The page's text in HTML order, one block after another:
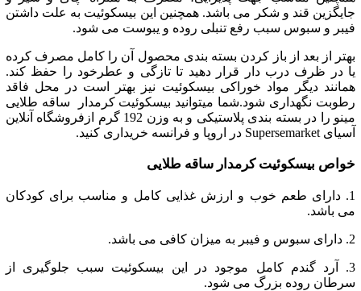
جایگزین قند و شکر می باشد. همچنین این بیسکوئیت به علت داشتن
فیبر و سبوس سبب رفع تنبلی روده و یبوست می شود.
بهتر از بعد از باز کردن بسته بندی محصول آن را کامل مصرف کرده
یا در ظرف درب دار قرار دهید تا تازگی و عطرخود را حفظ کند.
همانند دیگر مواد خوراکی بیسکوئیت نیز بهتر است در محل فاقد
رطوبت نگهداری شود.شما میتوانید بیسکوئیت کرمدار ساقه طلایی
مینو را در بسته بندی پلاستیکی و به وزن 192 گرم ازفروشگاه آنلاین
آسیای Supersemarket در اروپا و فرانسه خریداری کنید.
خواص بیسکوئیت کرمدار ساقه طلایی
1. دارای طعم خوب و ارزش غذایی کامل و مناسب برای کودکان
می باشد.
2. دارای سبوس و فیبر به میزان کافی می باشد.
3. آرد گندم کامل موجود در این بیسکوئیت سبب جلوگیری از
سرطان روده بزرگ می شود.